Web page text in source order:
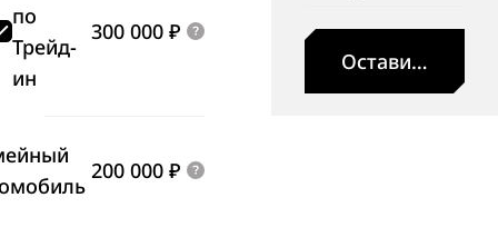
300 000 ₽
по
Трейд-
ин
200 000 ₽
Оставить